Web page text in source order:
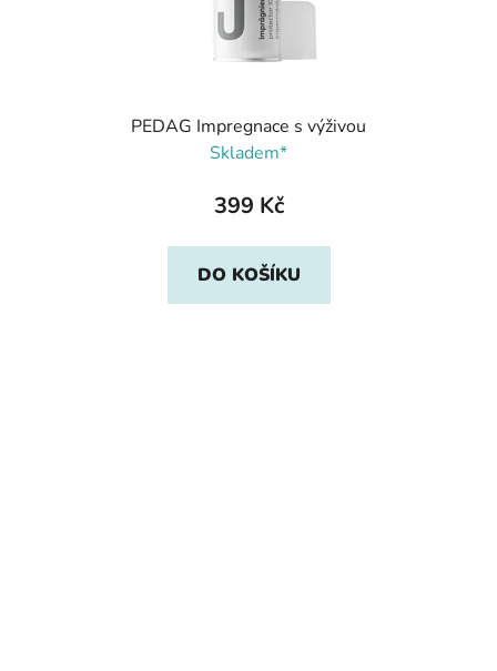
PEDAG Impregnace s výživou
Skladem*
399 Kč
DO KOŠÍKU